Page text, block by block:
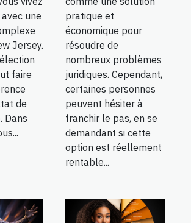
une
Jersey.
faire
de
Dans
pratique et
économique pour
résoudre de
nombreux problèmes
juridiques. Cependant,
certaines personnes
peuvent hésiter à
franchir le pas, en se
demandant si cette
option est réellement
rentable...